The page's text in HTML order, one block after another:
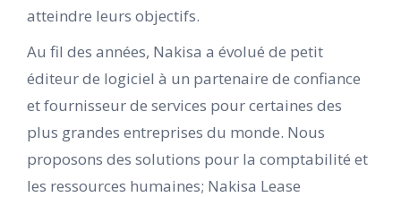
atteindre leurs objectifs.
Au fil des années, Nakisa a évolué de petit
éditeur de logiciel à un partenaire de confiance
et fournisseur de services pour certaines des
plus grandes entreprises du monde. Nous
proposons des solutions pour la comptabilité et
les ressources humaines; Nakisa Lease